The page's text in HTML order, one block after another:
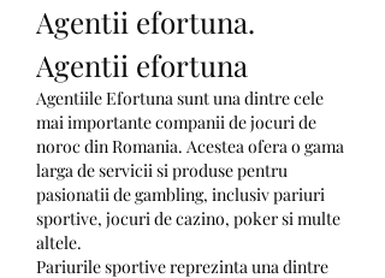
Agentii efortuna.
Agentii efortuna
Agentiile Efortuna sunt una dintre cele
mai importante companii de jocuri de
noroc din Romania. Acestea ofera o gama
larga de servicii si produse pentru
pasionatii de gambling, inclusiv pariuri
sportive, jocuri de cazino, poker si multe
altele.
Pariurile sportive reprezinta una dintre